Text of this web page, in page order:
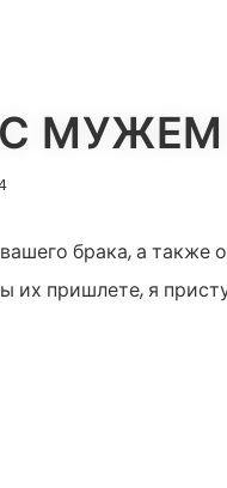
С МУЖЕМ
брака, а также
их пришлете, я